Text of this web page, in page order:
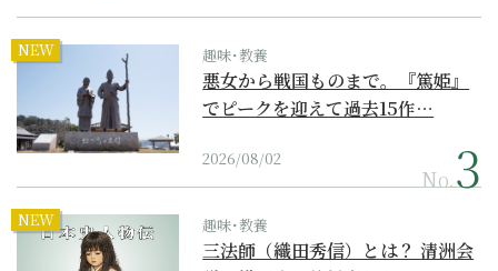
NEW 趣味･教養
悪女から戦国ものまで。『篤姫』
でピークを迎えて過去15作…
2026/08/02
No.
NEW 趣味･教養
三法師（織田秀信）とは？ 清洲会